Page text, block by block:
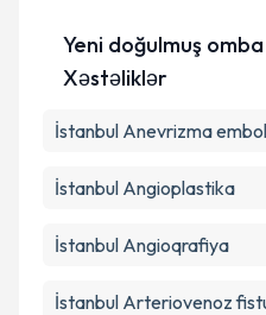
edilməsinə razılıq
Təqvim
Yeni doğulmuş
Xəstəliklər
İstanbul Anevrizma
İstanbul Angioplastika
İstanbul Angioqrafiya
İstanbul Arteriovenoz